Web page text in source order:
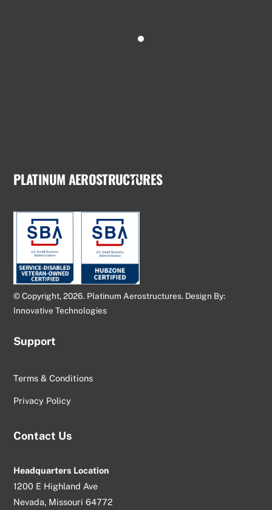
Back
PLATINUM AEROSTRUCTURES
© Copyright, 2026. Platinum Aerostructures. Design By:
Innovative Technologies
Support
Terms & Conditions
Privacy Policy
Contact Us
Headquarters Location
1200 E Highland Ave
Nevada, Missouri 64772